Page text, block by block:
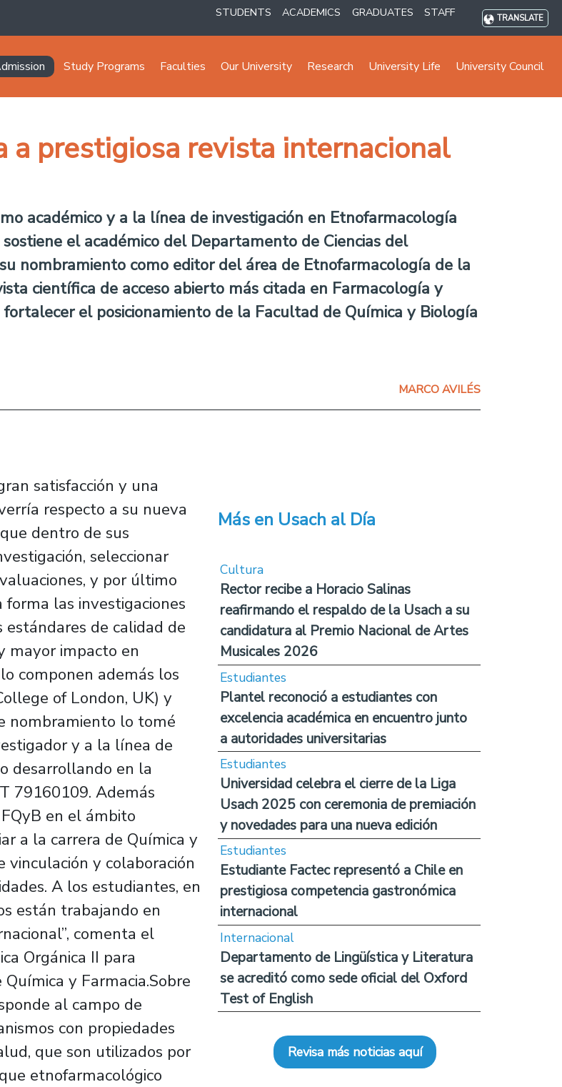
STUDENTS ACADEMICS GRADUATES STAFF TRANSLATE
principal
Study Programs Faculties Our University Research University Life University Council
a prestigiosa revista internacional
académico y a la línea de investigación en Etnofarmacología
el académico del Departamento de Ciencias del
nombramiento como editor del área de Etnofarmacología de la
científica de acceso abierto más citada en Farmacología y
el posicionamiento de la Facultad de Química y Biología
MARCO AVILÉS
satisfacción y una
respecto a su nueva
dentro de sus
seleccionar
y por último
las investigaciones
de calidad de
mayor impacto en
componen además los
of London, UK) y
nombramiento lo tomé
y a la línea de
desarrollando en la
79160109. Además
en el ámbito
a la carrera de Química y
vinculación y colaboración
A los estudiantes, en
están trabajando en
comenta el
Orgánica II para
y Farmacia.Sobre
al campo de
con propiedades
que son utilizados por
etnofarmacológico
Más en Usach al Día
Cultura
Rector recibe a Horacio Salinas
reafirmando el respaldo de la Usach a su
candidatura al Premio Nacional de Artes
Musicales 2026
Estudiantes
Plantel reconoció a estudiantes con
excelencia académica en encuentro junto
a autoridades universitarias
Estudiantes
Universidad celebra el cierre de la Liga
Usach 2025 con ceremonia de premiación
y novedades para una nueva edición
Estudiantes
Estudiante Factec representó a Chile en
prestigiosa competencia gastronómica
internacional
Internacional
Departamento de Lingüística y Literatura
se acreditó como sede oficial del Oxford
Test of English
Revisa más noticias aquí